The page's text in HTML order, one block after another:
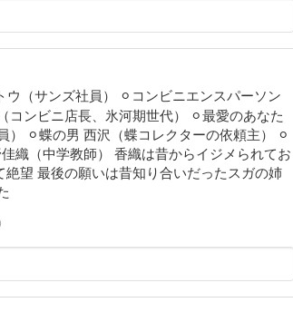
（サンズ社員） ⚪︎コンビニエンスパーソン
ンビニ店長、氷河期世代） ⚪︎最愛のあなた
⚪︎蝶の男 西沢（蝶コレクターの依頼主） ⚪︎
織（中学教師） 香織は昔からイジメられてお
望 最後の願いは昔知り合いだったスガの姉